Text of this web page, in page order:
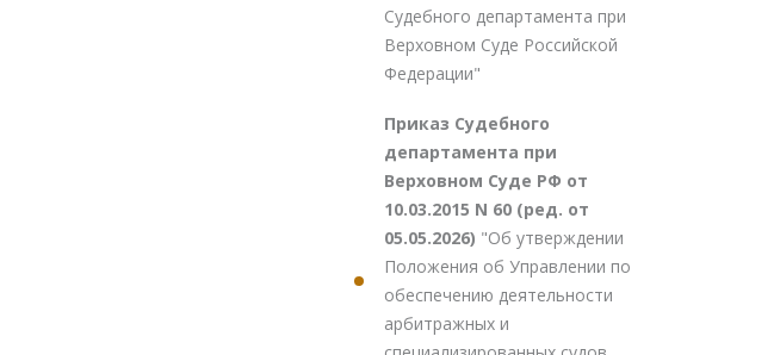
Судебного департамента при
Верховном Суде Российской
Федерации"
Приказ Судебного
департамента при
Верховном Суде РФ от
10.03.2015 N 60 (ред. от
05.05.2026) "Об утверждении
Положения об Управлении по
обеспечению деятельности
арбитражных и